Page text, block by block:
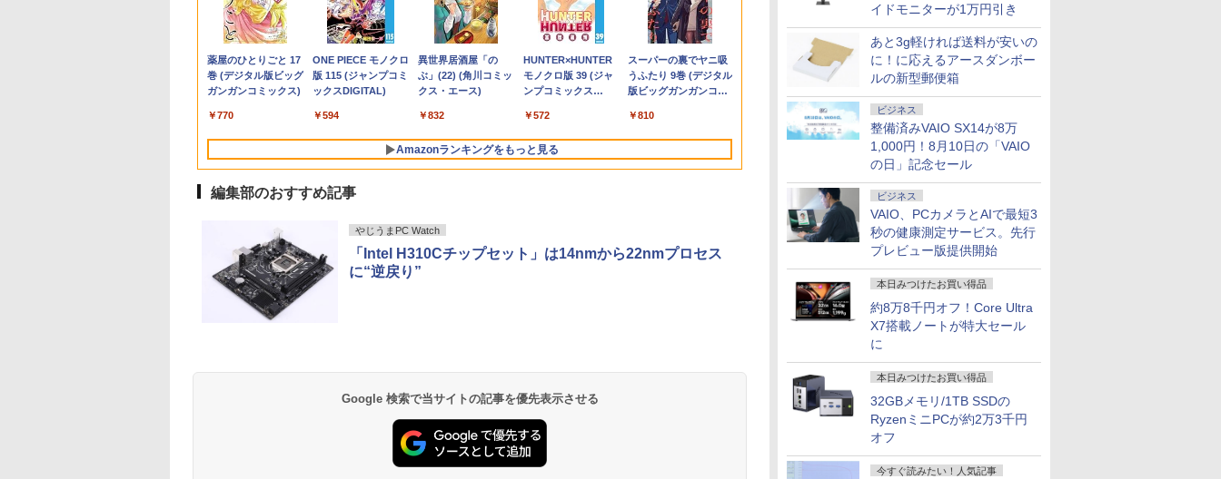
イドモニターが1万円引き
あと3g軽ければ送料が安いの
に！に応えるアースダンボー
ルの新型郵便箱
ビジネス
整備済みVAIO SX14が8万
1,000円！8月10日の「VAIO
の日」記念セール
ビジネス
VAIO、PCカメラとAIで最短3
秒の健康測定サービス。先行
プレビュー版提供開始
本日みつけたお買い得品
約8万8千円オフ！Core Ultra
X7搭載ノートが特大セール
に
本日みつけたお買い得品
32GBメモリ/1TB SSDの
RyzenミニPCが約2万3千円
オフ
今すぐ読みたい！人気記事
倍｜高性能Core i5第
10世代｜新生活応援 豪
華特典付き｜最大180
日保証｜中古ノートパ
ソコン Windows11
office付き ｜中古ノー
トパソコン 15.6 テン
キー付き｜中古ノート
古パソコン｜パソコン
￥39,800
搭載｜Microsoft
Surface Book 2 中古
｜中古ノートパソコン
13.5型｜Core i5 第8世
代 メモリ 8GB SSD
256GB｜WEBカメラ
無線 Wi-Fi 顔認証
ド付属 サーフェス サ
ーフェイス ノートパソ
￥39,800
ト】【新生活応援・
2026】【Office 2024
H&B】【WEBカメラ×
テンキー】富士通
LIFEBOOK
A5510/Core i5-10210U/
メモリ:
8GB/16GB/32GB/SSD:256GB/512GB/1TB/Wi-
型/HDMI/USB3.2/パソコ
ン 中古PC 中古ノートパ
￥36,800
Lenovo ThinkPad T14
第10世代 Core i5
Windows11 Pro
SSD512GB/1TB選択可
14型 軽量 モバイル ビ
ジネス 在宅勤務 学生
OFF】 ノートパソコン
15.6インチ ノートPC
Intel N95 12GBメモリ
512GB SSD 大容量バ
ッテリー Windows11
USB3.2 Type-C FHD
パソコン 静音 office
デスクトップ オフィス
X15pro
￥52,900
コン ThinkPad L13
能大容量 第11世代
Corei5 1135G7日本語キ
ーボード13.3型FHD高
解像度16GBメモリ 新品
SSD256GB 超軽量 カメ
ラ/HDMI/5GWIFI/Bluetooth
Office搭載 ノートパソ
ートパソコン パナソニ
11世代 Core i5 Office
付き Windows11 12.1
型 メモリ16GB
SSD512GB/1TB 12イ
ンチ液晶 WUXGA
1920x1200 ノート Wi-
Fi HDMI ノートPC 大
手国産メーカー 小型
軽量 パソコン 中古パ
中古
￥49,800
10%OFFクーポン】
MICROSOFT マイクロ
ソフト SURFACE
LAPTOP 4 SSD256GB
Windows 11 Pro 中古
料無料 中古ノートパソ
コン 中古パソコン ノ
ートパソコン ノート
￥56,100
士通 ESPRIMO FH52/S
FMVF52SW
Windows10 Celeron
1005M 1.90GHz メモリ
4GB 1TB 21.5インチ
Office付き DVD Web
カメラ 無線LAN 3ヶ月
保証 wd2685 中古
￥15,800
ト】おまかせ 中古パソ
コン Windows XP
Core i5 メモリ 4GB
イブ搭載 リフレッシュ
PC デスクトップ キー
ボード＆マウスセット
中古 安心保証 初期設定
￥16,800
トップパソコン LAVIE
Desk All-in-one
DA370/FAW [ファイン
ホワイト]//【パソコ
ン】
￥17,160
小型】 DELL OptiPlex
3060 Micro マイクロ
MFF 第8世代 Core i5
SSD256GB M.2 NVMe
Windows11 64bit
WPSOffice 無線LAN
中古パソコン デスクト
古】
富士通 ESPRIMO
WF1/B1 FMVWB1F1B
Windows11 Celeron
3865U 1.8GHz メモリ
8GB 2TB 23.8インチ
Office付き DVD Web
カメラ 無線LAN
Bluetooth 3ヶ月保証
￥22,800
OFF】 ミニPC minipc
SSD Windows11Pro
パソコン 静音 office
ミニパソコン デスクト
ップ オフィス mini pc
デスクトップミニpc 2
画面 HDMI 省エネ 軽量
BMAX B3Pro みにpc
10%OFFクーポン】
レノボ
THINKCENTRE M70Q
TINY SSD256GB メモ
リ8GB Core i5
Windows 11 Pro 中古
返品 送料無料 中古デ
スクトップパソコン 中
古パソコン デスクトッ
プパソコン デスクトッ
付き
￥38,500
10%OFFクーポン】
ELITEDESK 800 G6
DM SSD256GB メモリ
16GB Core i3
Windows 11 Pro 中古
アウトレット 返品 送
プパソコン 中古パソコ
ン デスクトップパソコ
ン デスクトップ PC ミ
￥39,600
額ポイント還元｜8/11
まで】 PHILIPS｜フィ
リップス USB-C接続
PCモニター ブラック
24E1N1300A/11 [23.8
型 /フル
HD(1920×1080) /ワイ
ド /100Hz]
￥19,620
液晶ディスプレイ(23.8
型/IPS/FullHD
1920×1080/100Hz/1ms)
24E1N1300A/11
￥19,620
プレイ） 221S9A/11
[21.5型液晶ディスプレ
イ/1920×1080/HDMI、
D-Sub/スピーカー：あ
り/5年間フル保証]
￥9,880
レス】 液晶モニター
27インチ PS5 対応 フ
ルHD スピーカー 内蔵
ュレート 100Hz HDMI
RGB JAPANNEXT JN-
IPS271FHD 27型
JNIPS271FHD ジャパ
ディスプレイ 液晶 液
晶ディスプレイ PS3
24.5インチ 200Hz /
165Hz / 144Hz モニタ
ー 1ms pcモニター
1920*1080 FHD HDR
パソコン モニター 非
光沢 IPS VESA
Freesync スピーカー
内蔵 cocopar HG-
￥22,999
ター 24インチ ホワイ
PX248WAVE 白 240hz
pcモニター 120Hz
144Hz 165Hz 対応 モ
ニター ピンク ブルー
ベージュ フルHD IPS
HDR ノングレア スピ
ーカー内蔵 VESA 23.8
晶ディスプレイ Eye
HD(1920×1080) / ワイ
ド ] ブラック
VP227HF
￥10,980
ンチ フル
ッシュレート100Hz 曲
面型 液晶モニター
￥22,203
ッスン クレパスで描
きました [ momo ]
￥1,518
ボケるか死ぬ。70代は
神様から与えられた特
別な時間 （幻冬舎新
￥1,034
[新品]ちいかわ なんか
小さくてかわいいやつ
(1-8巻 最新刊) 全巻セ
ット [入荷予約]
￥9,900
ー・ウォーズ [ 地球の
歩き方編集室 ]
Ft2 [ VI/NYL編集部 ]
￥2,200
ク』公式PHOTO
MOOK） [ 講談社 ]
& Reading 問題集 12 [
￥3,630
(22) 【電子書籍】[ 蝉
￥924
Anker Soundcore
P40i オフホワイト
Anker Soundcore
P31i ブラック
￥5,990
Anker Soundcore
Liberty 5 ミッドナイ
トブラック
￥14,990
【2026年アップグレ
ード版】AOKIMI ワ
イヤレスイヤホン
V12 小型軽量 ブルー
トゥースHi-Fi 最大
36時間再生 ぶるーと
ゅーす コードレス
音量調整 スポーツ/通
勤/通学/WEB会議(ホ
￥1,964
Xiaomi シャオミ
REDMI Buds 8 Lite ワ
イヤレスイヤホン
キャンセリング ANC
36時間再生
￥3,480
BRUCE WAYNE feat.
Flo Milli, ATL Jacob
[Explicit]
￥250
BRUCE WAYNE feat.
Flo Milli, ATL Jacob
[Explicit]
￥250
On My Road
(Stadium ver.)
￥250
見知らぬ糸
￥250
On My Road
(Stadium ver.)
￥250
by Amazon 天然水
ラベルレス 500ml
×24本 富士山の天然
ミネラルウォーター
ペットボトル 静岡県
(Smart Basic)
￥1,380
【Amazon.co.jp限
定】 い・ろ・は・す
2L PET ラベルレス
￥1,112
by Amazon 天然水
ラベルレス 2L×9本
￥1,117
【Amazon.co.jp限
定】 伊藤園 磨かれ
て、澄みきった日本
ス [ ケース ] [ 水 ] [
ペットボトル ] [ 箱買
い ] [ ストック ] [ 水
分補給 ]
￥998
by Amazon 炭酸水 ラ
ベルレス 500ml ×24本
強炭酸水 ペットボトル
(Smart Basic)
￥1,625
薬屋のひとりごと 17
巻 (デジタル版ビッグ
ガンガンコミックス)
￥770
ONE PIECE モノクロ
版 115 (ジャンプコミ
ックスDIGITAL)
￥594
異世界居酒屋「の
ぶ」(22) (角川コミッ
クス・エース)
￥832
HUNTER×HUNTER
モノクロ版 39 (ジャ
ンプコミックス
￥572
スーパーの裏でヤニ吸
うふたり 9巻 (デジタル
版ビッグガンガンコミ
￥810
Amazonランキングをもっと見る
編集部のおすすめ記事
やじうまPC Watch
「Intel H310Cチップセット」は14nmから22nmプロセス
に“逆戻り”
Google 検索で当サイトの記事を優先表示させる